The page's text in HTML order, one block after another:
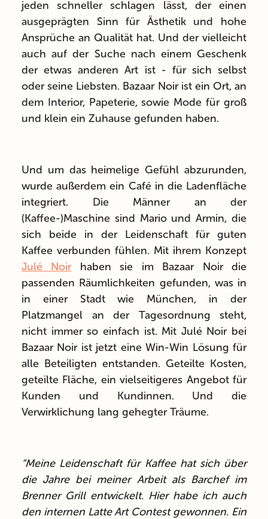
jeden schneller schlagen lässt, der einen
ausgeprägten Sinn für Ästhetik und hohe
Ansprüche an Qualität hat. Und der vielleicht
auch auf der Suche nach einem Geschenk
der etwas anderen Art ist - für sich selbst
oder seine Liebsten. Bazaar Noir ist ein Ort, an
dem Interior, Papeterie, sowie Mode für groß
und klein ein Zuhause gefunden haben.
Und um das heimelige Gefühl abzurunden,
wurde außerdem ein Café in die Ladenfläche
integriert. Die Männer an der
(Kaffee-)Maschine sind Mario und Armin, die
sich beide in der Leidenschaft für guten
Kaffee verbunden fühlen. Mit ihrem Konzept
Julé Noirhaben sie im Bazaar Noir die
passenden Räumlichkeiten gefunden, was in
in einer Stadt wie München, in der
Platzmangel an der Tagesordnung steht,
nicht immer so einfach ist. Mit Julé Noir bei
Bazaar Noir ist jetzt eine Win-Win Lösung für
alle Beteiligten entstanden. Geteilte Kosten,
geteilte Fläche, ein vielseitigeres Angebot für
Kunden und Kundinnen. Und die
Verwirklichung lang gehegter Träume.
“Meine Leidenschaft für Kaffee hat sich über
die Jahre bei meiner Arbeit als Barchef im
Brenner Grill entwickelt. Hier habe ich auch
den internen Latte Art Contest gewonnen. Ein